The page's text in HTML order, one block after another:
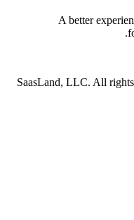
A better